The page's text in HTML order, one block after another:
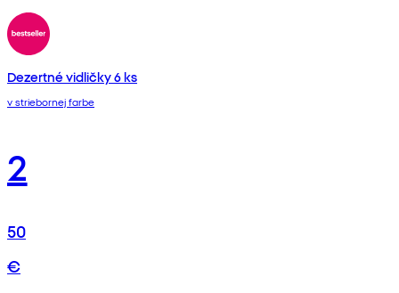
Dezertné vidličky 6 ks
v striebornej farbe
2
50
€